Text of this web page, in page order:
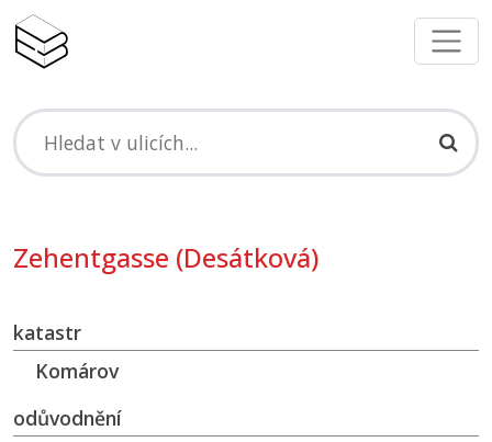
Zehentgasse (Desátková)
katastr
Komárov
odůvodnění